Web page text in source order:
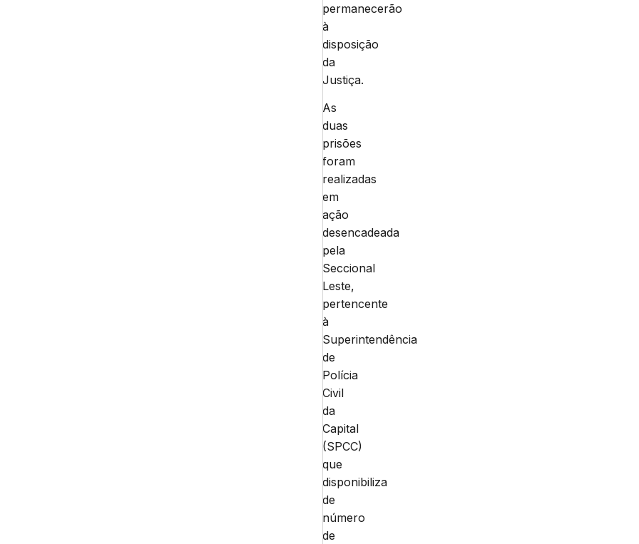
permanecerão
à
disposição
da
Justiça.
As
duas
prisões
foram
realizadas
em
ação
desencadeada
pela
Seccional
Leste,
pertencente
à
Superintendência
de
Polícia
Civil
da
Capital
(SPCC)
que
disponibiliza
de
número
de